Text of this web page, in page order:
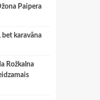
Paipera
bet karavāna
Rožkalna